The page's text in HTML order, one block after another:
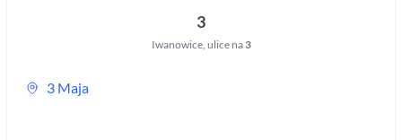
3
Iwanowice, ulice na3
3 Maja